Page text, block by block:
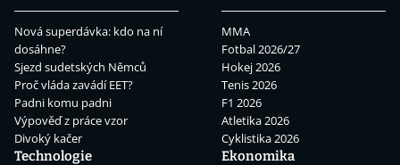
Nová superdávka: kdo na ní
dosáhne?
Sjezd sudetských Němců
Proč vláda zavádí EET?
Padni komu padni
Výpověď z práce vzor
Divoký kačer
MMA
Fotbal 2026/27
Hokej 2026
Tenis 2026
F1 2026
Atletika 2026
Cyklistika 2026
Technologie
Ekonomika